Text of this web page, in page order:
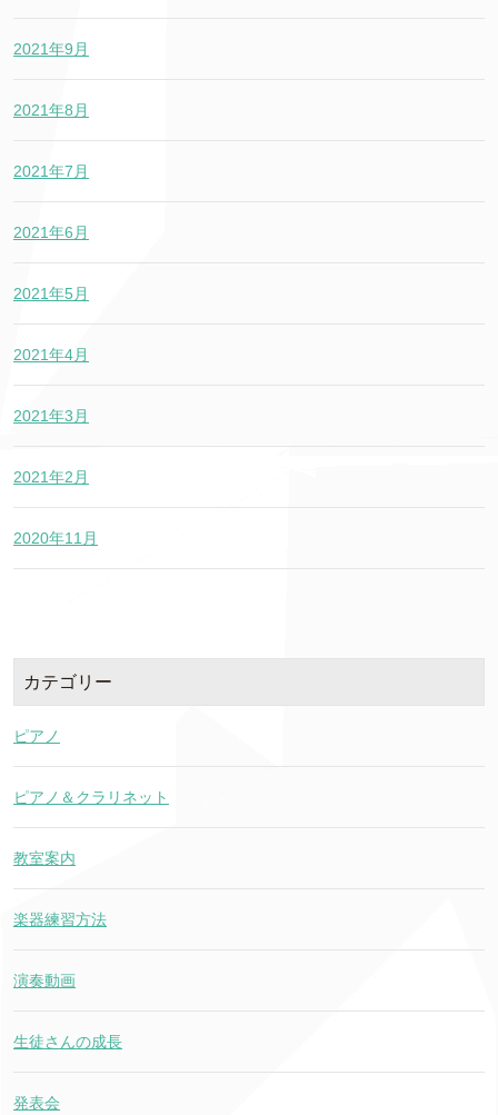
2021年9月
2021年8月
2021年7月
2021年6月
2021年5月
2021年4月
2021年3月
2021年2月
2020年11月
カテゴリー
ピアノ
ピアノ＆クラリネット
教室案内
楽器練習方法
演奏動画
生徒さんの成長
発表会